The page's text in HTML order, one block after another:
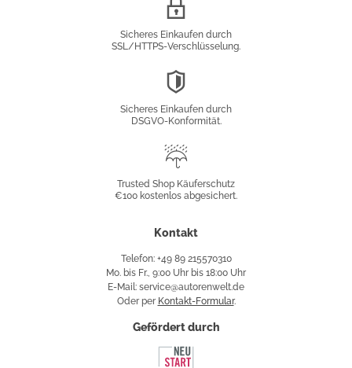
Sicheres Einkaufen durch
SSL/HTTPS-Verschlüsselung.
Sicheres Einkaufen durch
DSGVO-Konformität.
Käuferschutz
Trusted Shop Käuferschutz
€100 kostenlos abgesichert.
Kontakt
Telefon: +49 89 215570310
Mo. bis Fr., 9:00 Uhr bis 18:00 Uhr
E-Mail: service@autorenwelt.de
Oder per Kontakt-Formular.
Gefördert durch